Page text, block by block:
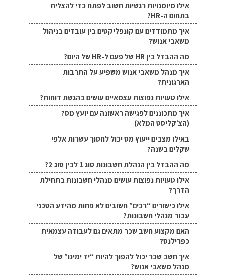
אילו מיומנויות רגשיות חשוב לפתח כדי להצליח
בתחום ה-HR?
איך מתמודדים עם קונפליקטים בין עובדים בניהול
משאבי אנוש?
מה ההבדל בין HR של פעם ל-HR של היום?
איך מנהל משאבי אנוש משפיע על התרבות
הארגונית?
אילו טעויות נפוצות עצמאיים עושים בהגשת דוחות?
איך מתכוננים לפגישה ראשונה עם יועץ מס?
(הצ’קליסט המלא)
באילו מצבים ייעוץ מס יכול לחסוך עשרות אלפי
שקלים בשנה?
מה ההבדל בין הנהלת חשבונות סוג 1 לבין סוג 2?
אילו טעויות נפוצות עושים מנהלי חשבונות בתחילת
הדרך?
אילו כישורים “רכים” חשובים לא פחות מהידע הטכני
עבור מנהלי חשבונות?
האם מקצוע חשב שכר מתאים גם לעבודה עצמאית
כפרילנס?
איך חשב שכר יכול להפוך להיות “יד ימינו” של
מנהל משאבי אנוש?